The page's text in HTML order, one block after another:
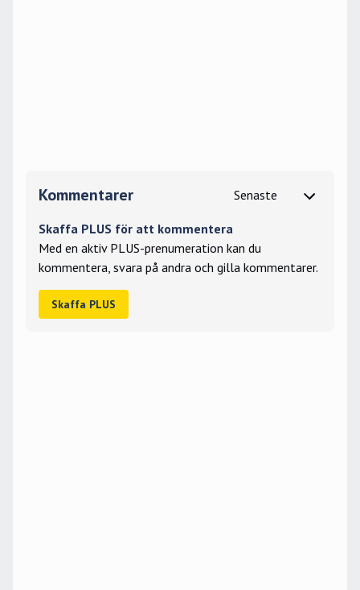
Kommentarer
Skaffa PLUS för att kommentera
Med en aktiv PLUS-prenumeration kan du
kommentera, svara på andra och gilla kommentarer.
Skaffa PLUS